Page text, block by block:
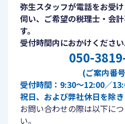
弥生スタッフが電話をお受
伺い、ご希望の税理士・会
す。
受付時間内におかけください
050-
(ご案内番
受付時間：9:30〜12:00／
祝日、および弊社休日を除き
お問い合わせの際は以下に
い。